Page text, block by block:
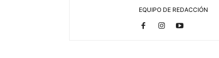
EQUIPO DE REDACCIÓN